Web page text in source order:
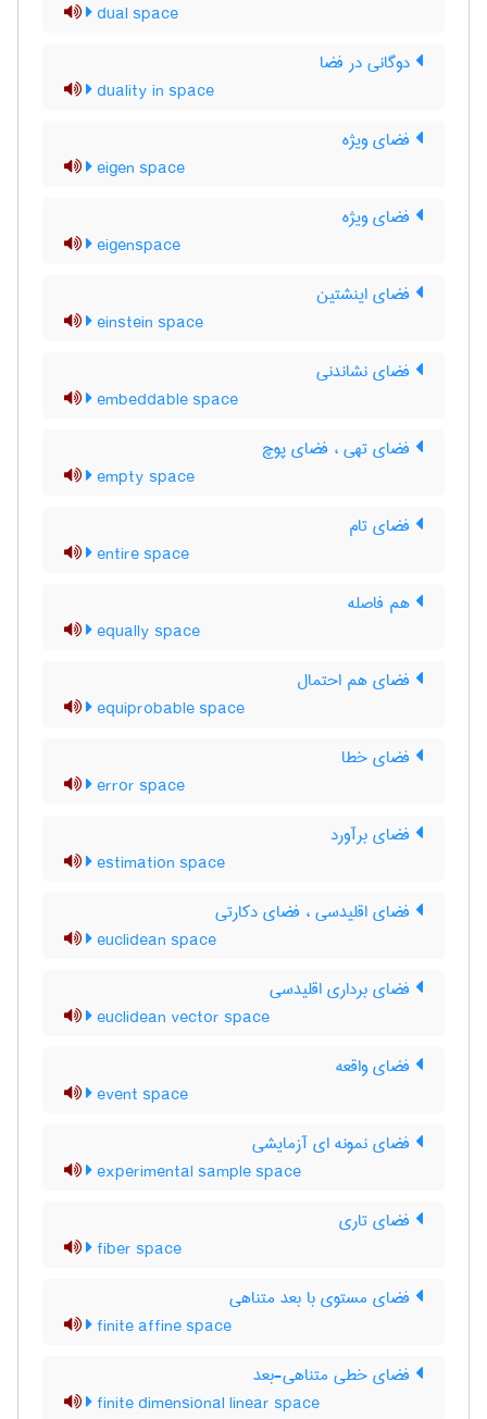
dual space
دوگانی در فضا
duality in space
فضای ویژه
eigen space
فضای ویژه
eigenspace
فضای اینشتین
einstein space
فضای نشاندنی
embeddable space
فضای تهی ، فضای پوچ
empty space
فضای تام
entire space
هم فاصله
equally space
فضای هم احتمال
equiprobable space
فضای خطا
error space
فضای برآورد
estimation space
فضای اقلیدسی ، فضای دکارتی
euclidean space
فضای برداری اقلیدسی
euclidean vector space
فضای واقعه
event space
فضای نمونه ای آزمایشی
experimental sample space
فضای تاری
fiber space
فضای مستوی با بعد متناهی
finite affine space
فضای خطی متناهی-بعد
finite dimensional linear space